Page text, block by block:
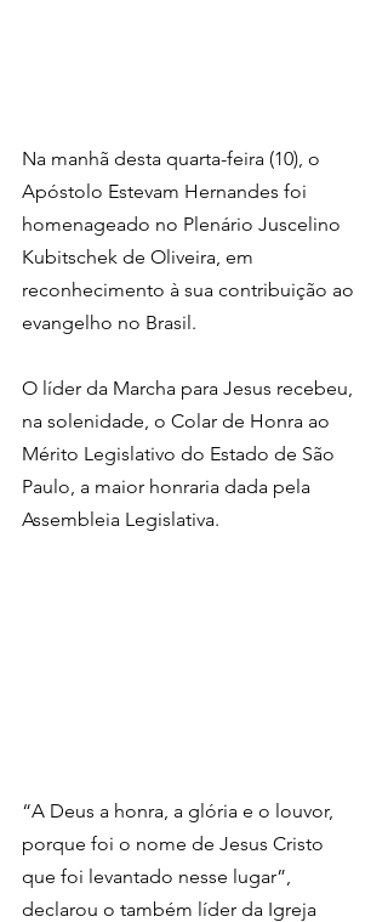
Na manhã desta quarta-feira (10), o
Apóstolo Estevam Hernandes foi
homenageado no Plenário Juscelino
Kubitschek de Oliveira, em
reconhecimento à sua contribuição ao
evangelho no Brasil.
O líder da Marcha para Jesus recebeu,
na solenidade, o Colar de Honra ao
Mérito Legislativo do Estado de São
Paulo, a maior honraria dada pela
Assembleia Legislativa.
“A Deus a honra, a glória e o louvor,
porque foi o nome de Jesus Cristo
que foi levantado nesse lugar”,
declarou o também líder da Igreja